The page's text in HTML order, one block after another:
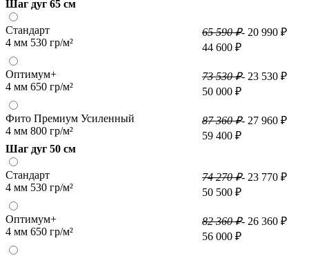
Шаг дуг 65 см
Стандарт
4 мм 530 гр/м²
65 590 ₽- 20 990 ₽
44 600 ₽
Оптимум+
4 мм 650 гр/м²
73 530 ₽- 23 530 ₽
50 000 ₽
Фито Премиум Усиленный
4 мм 800 гр/м²
87 360 ₽- 27 960 ₽
59 400 ₽
Шаг дуг 50 см
Стандарт
4 мм 530 гр/м²
74 270 ₽- 23 770 ₽
50 500 ₽
Оптимум+
4 мм 650 гр/м²
82 360 ₽- 26 360 ₽
56 000 ₽